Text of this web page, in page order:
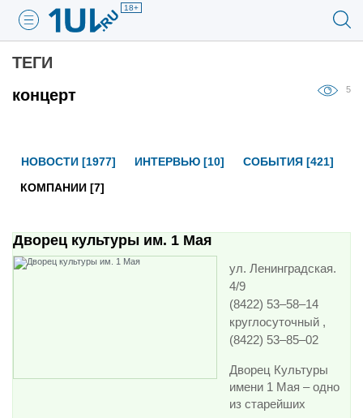
18+
ТЕГИ
концерт
5
НОВОСТИ [1977] ИНТЕРВЬЮ [10]
СОБЫТИЯ [421]
КОМПАНИИ [7]
Дворец культуры им. 1 Мая
ул. Ленинградская.
4/9
(8422) 53‒58‒14
круглосуточный ,
(8422) 53‒85‒02
Дворец Культуры
имени 1 Мая – одно
из старейших